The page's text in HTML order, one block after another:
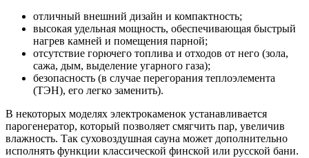
отличный внешний дизайн и компактность;
высокая удельная мощность, обеспечивающая быстрый
нагрев камней и помещения парной;
отсутствие горючего топлива и отходов от него (зола,
сажа, дым, выделение угарного газа);
безопасность (в случае перегорания теплоэлемента
(ТЭН), его легко заменить).
В некоторых моделях электрокаменок устанавливается
парогенератор, который позволяет смягчить пар, увеличив
влажность. Так суховоздушная сауна может дополнительно
исполнять функции классической финской или русской бани.